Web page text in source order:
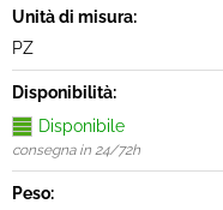
Unità di misura:
PZ
Disponibilità:
Disponibile
consegna in 24/72h
Peso: